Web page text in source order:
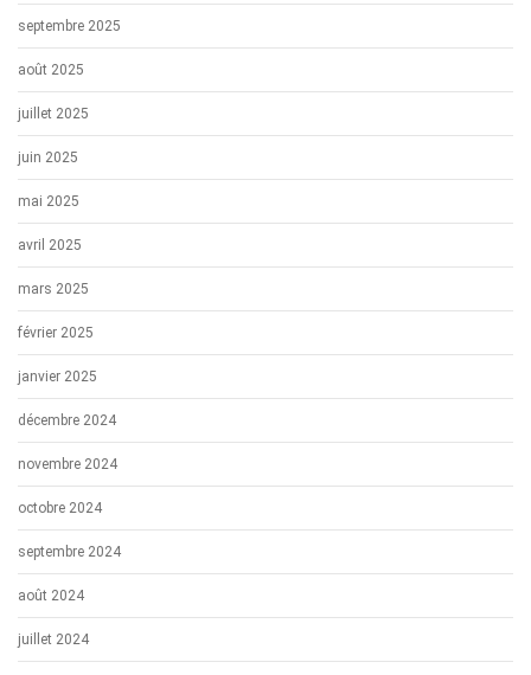
septembre 2025
août 2025
juillet 2025
juin 2025
mai 2025
avril 2025
mars 2025
février 2025
janvier 2025
décembre 2024
novembre 2024
octobre 2024
septembre 2024
août 2024
juillet 2024